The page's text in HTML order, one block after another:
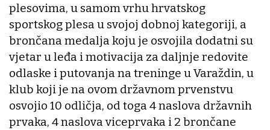
plesovima, u samom vrhu hrvatskog
sportskog plesa u svojoj dobnoj kategoriji, a
brončana medalja koju je osvojila dodatni su
vjetar u leđa i motivacija za daljnje redovite
odlaske i putovanja na treninge u Varaždin, u
klub koji je na ovom državnom prvenstvu
osvojio 10 odličja, od toga 4 naslova državnih
prvaka, 4 naslova viceprvaka i 2 brončane